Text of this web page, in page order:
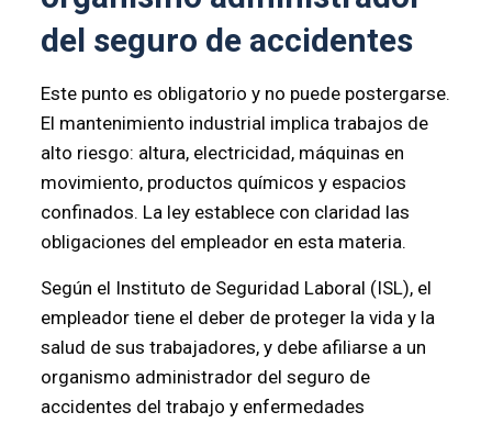
del seguro de accidentes
Este punto es obligatorio y no puede postergarse.
El mantenimiento industrial implica trabajos de
alto riesgo: altura, electricidad, máquinas en
movimiento, productos químicos y espacios
confinados. La ley establece con claridad las
obligaciones del empleador en esta materia.
Según el Instituto de Seguridad Laboral (ISL), el
empleador tiene el deber de proteger la vida y la
salud de sus trabajadores, y debe afiliarse a un
organismo administrador del seguro de
accidentes del trabajo y enfermedades